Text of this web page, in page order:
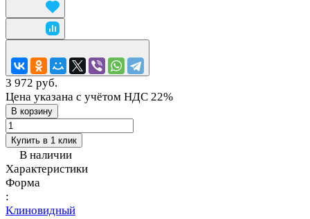
3 972 руб.
Цена указана с учётом НДС 22%
В корзину
Купить в 1 клик
В наличии
Характеристики
Форма
:
Клиновидный